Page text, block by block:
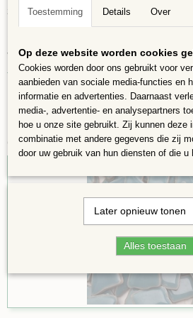
zoals ze zijn, laat u verrassen voor het
Verschillende vormen 4 tot 20 mm groot en
Ook interessant
Toestemming Details Over
Op deze website worden cookies
Cookies worden door ons gebruikt voor
aanbieden van sociale media-functies en
informatie en advertenties. Daarnaast
media-, advertentie- en analysepartners
hoe u onze site gebruikt. Zij kunnen deze
combinatie met andere gegevens die zij
door uw gebruik van hun diensten of die u
Later opnieuw tonen
Alles toestaan